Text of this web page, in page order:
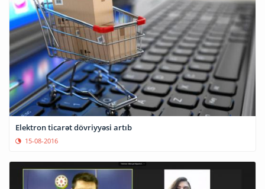
Elektron ticarət dövriyyəsi artıb
15-08-2016